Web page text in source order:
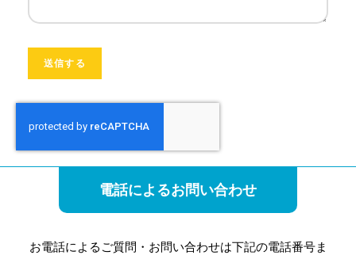
電話によるお問い合わせ
お電話によるご質問・お問い合わせは下記の電話番号ま